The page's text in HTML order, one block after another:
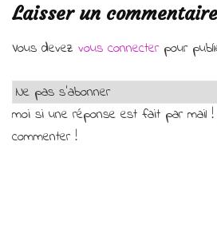
Laisser un commentaire
Vous devez vous connecterpour
moi si une réponse est fait par mail !
commenter !